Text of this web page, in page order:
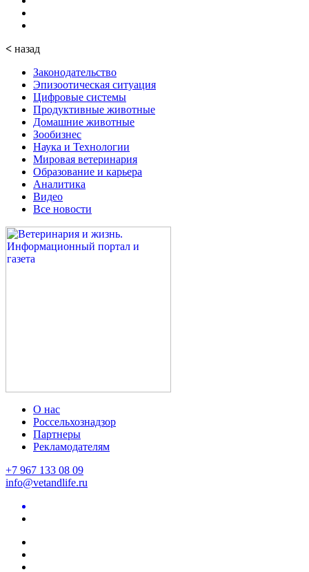
< назад
Законодательство
Эпизоотическая ситуация
Цифровые системы
Продуктивные животные
Домашние животные
Зообизнес
Наука и Технологии
Мировая ветеринария
Образование и карьера
Аналитика
Видео
Все новости
О нас
Россельхознадзор
Партнеры
Рекламодателям
+7 967 133 08 09
info@vetandlife.ru